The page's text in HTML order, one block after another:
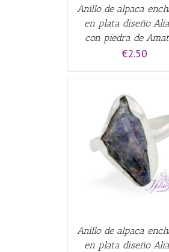
Anillo de alpaca
en plata diseño
con piedra de
€2.50
Anillo de alpaca
en plata diseño